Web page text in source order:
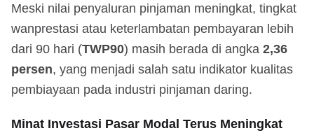
Meski nilai penyaluran pinjaman meningkat, tingkat
wanprestasi atau keterlambatan pembayaran lebih
dari 90 hari (TWP90) masih berada di angka 2,36
persen, yang menjadi salah satu indikator kualitas
pembiayaan pada industri pinjaman daring.
Minat Investasi Pasar Modal Terus Meningkat